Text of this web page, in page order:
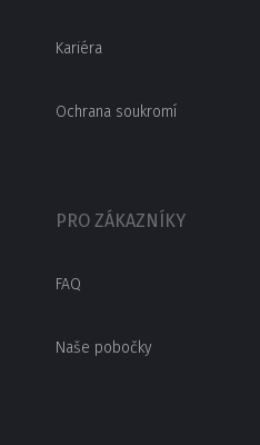
Kariéra
Ochrana soukromí
PRO ZÁKAZNÍKY
FAQ
Naše pobočky